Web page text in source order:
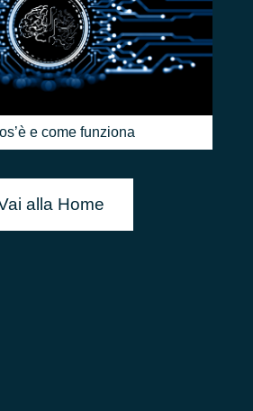
e come funziona
alla Home